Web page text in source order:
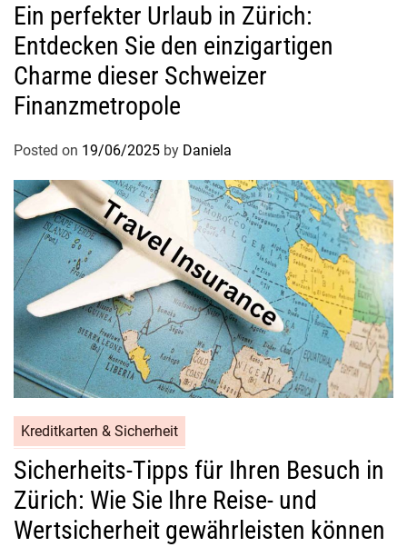
Ein perfekter Urlaub in Zürich:
Entdecken Sie den einzigartigen
Charme dieser Schweizer
Finanzmetropole
Posted on 19/06/2025 by Daniela
Kreditkarten & Sicherheit
Sicherheits-Tipps für Ihren Besuch in
Zürich: Wie Sie Ihre Reise- und
Wertsicherheit gewährleisten können